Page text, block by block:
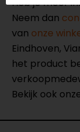
Neem dan
van onze
Eindhoven,
het product
Bekijk ook